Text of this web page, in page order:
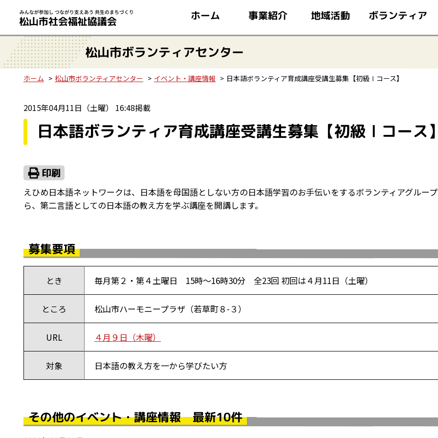
ホーム 事業紹介 地域活動 ボランティア
松山市ボランティアセンター
ホーム 松山市ボランティアセンター イベント・講座情報 日本語ボランティア育成講座受講生募集【初級Ⅰコース】
2015年04月11日（土曜） 16:48掲載
日本語ボランティア育成講座受講生募集【初級Ⅰコース
えひめ日本語ネットワークは、日本語を母国語としない方の日本語学習のお手伝いをするボランティアグルー
ら、第二言語としての日本語の教え方を学ぶ講座を開講します。
募集要項
とき 毎月第２・第４土曜日 15時～16時30分 全23回 初回は４月11日（土曜）
ところ 松山市ハーモニープラザ（若草町８-３）
URL ４月９日（木曜）
対象 日本語の教え方を一から学びたい方
その他のイベント・講座情報 最新10件